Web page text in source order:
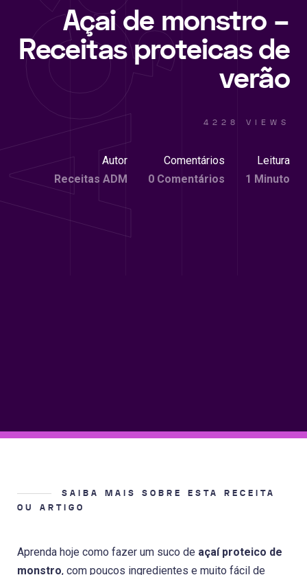
Açai de monstro –
Receitas proteicas de
verão
4228 VIEWS
Autor
Receitas ADM
Comentários
0 Comentários
Leitura
1 Minuto
SAIBA MAIS SOBRE ESTA RECEITA
OU ARTIGO
Aprenda hoje como fazer um suco de açaí proteico de
monstro, com poucos ingredientes e muito fácil de